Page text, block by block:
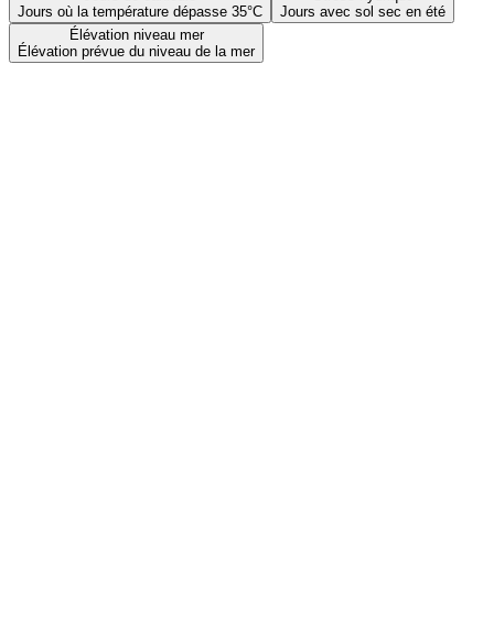
Jours où la température dépasse 35°C
Jours avec sol sec en été
Élévation niveau mer
Élévation prévue du niveau de la mer